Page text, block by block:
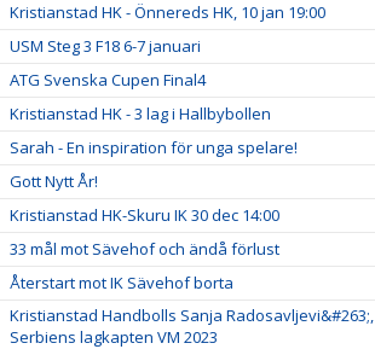
Kristianstad HK - Önnereds HK, 10 jan 19:00
USM Steg 3 F18 6-7 januari
ATG Svenska Cupen Final4
Kristianstad HK - 3 lag i Hallbybollen
Sarah - En inspiration för unga spelare!
Gott Nytt År!
Kristianstad HK-Skuru IK 30 dec 14:00
33 mål mot Sävehof och ändå förlust
Återstart mot IK Sävehof borta
Kristianstad Handbolls Sanja Radosavljevi&#263;,
Serbiens lagkapten VM 2023